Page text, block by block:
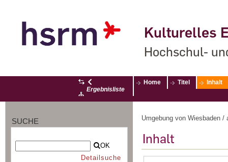
Kulturelles
Hochschul-
Ergebnisliste
Home Titel Inhalt
SUCHE
OK
Detailsuche
Umgebung von Wiesbaden
Inhalt